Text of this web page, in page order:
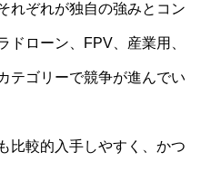
れぞれが独自の強みとコン
ドローン、FPV、産業用、
テゴリーで競争が進んでい
比較的入手しやすく、かつ